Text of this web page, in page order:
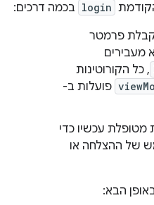
login בכמה דרכים:
פרמטר
מעבירים
, כל הקורוטינות
פועלות ב-
עכשיו כדי
של ההצלחה או
הבא: